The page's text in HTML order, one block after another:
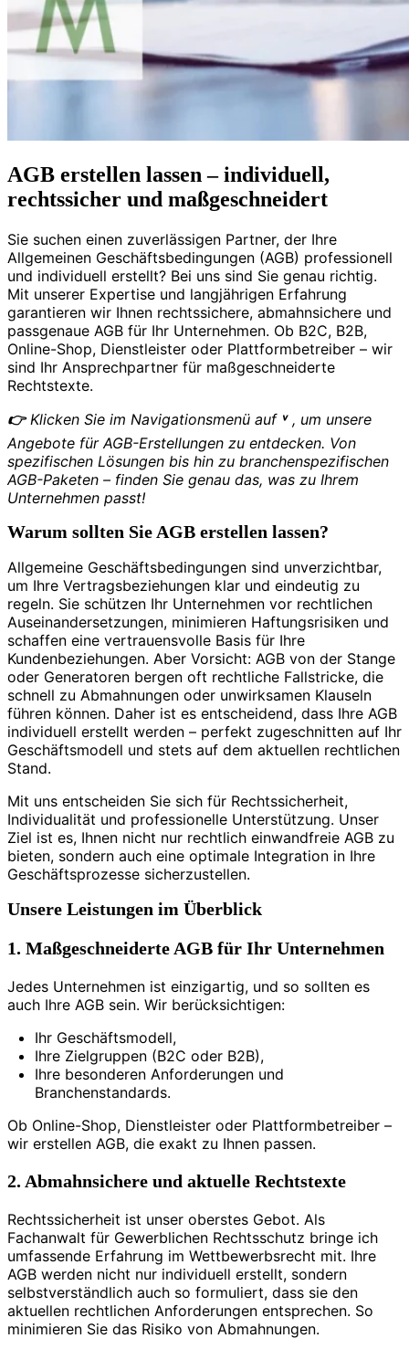
AGB erstellen lassen – individuell,
rechtssicher und maßgeschneidert
Sie suchen einen zuverlässigen Partner, der Ihre
Allgemeinen Geschäftsbedingungen (AGB) professionell
und individuell erstellt? Bei uns sind Sie genau richtig.
Mit unserer Expertise und langjährigen Erfahrung
garantieren wir Ihnen rechtssichere, abmahnsichere und
passgenaue AGB für Ihr Unternehmen. Ob B2C, B2B,
Online-Shop, Dienstleister oder Plattformbetreiber – wir
sind Ihr Ansprechpartner für maßgeschneiderte
Rechtstexte.
👉Klicken Sie im Navigationsmenü auf ˅ , um unsere
Angebote für AGB-Erstellungen zu entdecken. Von
spezifischen Lösungen bis hin zu branchenspezifischen
AGB-Paketen – finden Sie genau das, was zu Ihrem
Unternehmen passt!
Warum sollten Sie AGB erstellen lassen?
Allgemeine Geschäftsbedingungen sind unverzichtbar,
um Ihre Vertragsbeziehungen klar und eindeutig zu
regeln. Sie schützen Ihr Unternehmen vor rechtlichen
Auseinandersetzungen, minimieren Haftungsrisiken und
schaffen eine vertrauensvolle Basis für Ihre
Kundenbeziehungen. Aber Vorsicht: AGB von der Stange
oder Generatoren bergen oft rechtliche Fallstricke, die
schnell zu Abmahnungen oder unwirksamen Klauseln
führen können. Daher ist es entscheidend, dass Ihre AGB
individuell erstellt werden – perfekt zugeschnitten auf Ihr
Geschäftsmodell und stets auf dem aktuellen rechtlichen
Stand.
Mit uns entscheiden Sie sich für Rechtssicherheit,
Individualität und professionelle Unterstützung. Unser
Ziel ist es, Ihnen nicht nur rechtlich einwandfreie AGB zu
bieten, sondern auch eine optimale Integration in Ihre
Geschäftsprozesse sicherzustellen.
Unsere Leistungen im Überblick
1. Maßgeschneiderte AGB für Ihr Unternehmen
Jedes Unternehmen ist einzigartig, und so sollten es
auch Ihre AGB sein. Wir berücksichtigen:
Ihr Geschäftsmodell,
Ihre Zielgruppen (B2C oder B2B),
Ihre besonderen Anforderungen und
Branchenstandards.
Ob Online-Shop, Dienstleister oder Plattformbetreiber –
wir erstellen AGB, die exakt zu Ihnen passen.
2. Abmahnsichere und aktuelle Rechtstexte
Rechtssicherheit ist unser oberstes Gebot. Als
Fachanwalt für Gewerblichen Rechtsschutz bringe ich
umfassende Erfahrung im Wettbewerbsrecht mit. Ihre
AGB werden nicht nur individuell erstellt, sondern
selbstverständlich auch so formuliert, dass sie den
aktuellen rechtlichen Anforderungen entsprechen. So
minimieren Sie das Risiko von Abmahnungen.